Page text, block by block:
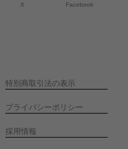
X Facebook
特別商取引法の表示
プライバシーポリシー
採用情報